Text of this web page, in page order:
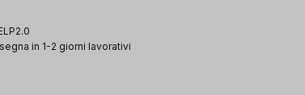
in 1-2 giorni lavorativi